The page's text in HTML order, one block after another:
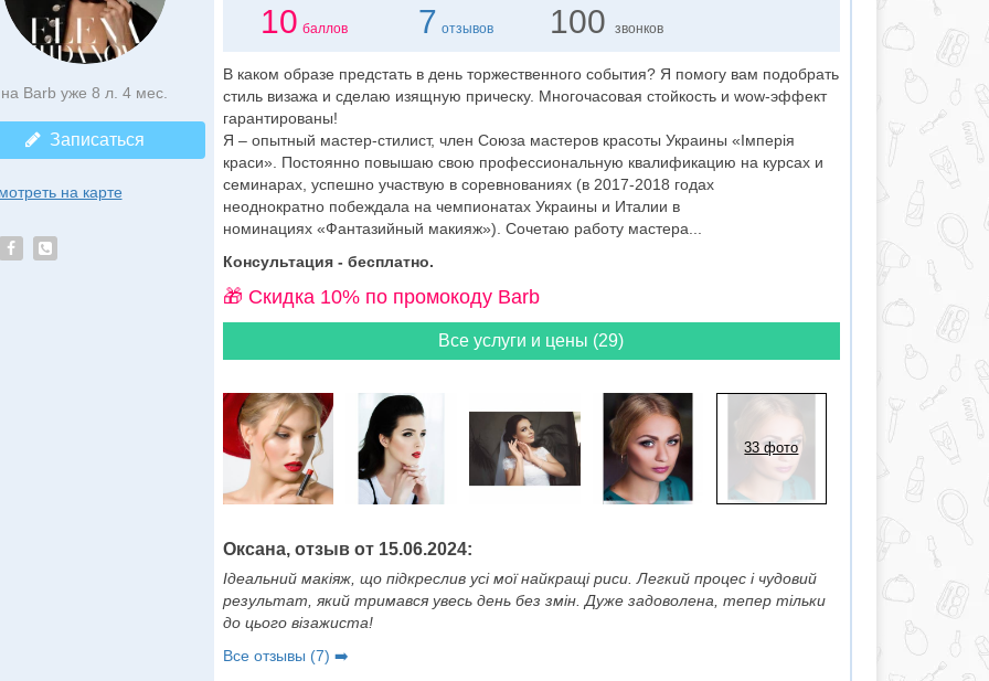
на Barb уже 8 л. 4 мес.
Записаться
на карте
10 баллов 7 отзывов 100 звонков
В каком образе предстать в день торжественного события? Я помогу вам подобрать
стиль визажа и сделаю изящную прическу. Многочасовая стойкость и wow-эффект
гарантированы!
Я – опытный мастер-стилист, член Союза мастеров красоты Украины «Імперія
краси». Постоянно повышаю свою профессиональную квалификацию на курсах и
семинарах, успешно участвую в соревнованиях (в 2017-2018 годах
неоднократно побеждала на чемпионатах Украины и Италии в
номинациях «Фантазийный макияж»). Сочетаю работу мастера...
Консультация - бесплатно.
🎁 Cкидка 10% по промокоду Barb
Все услуги и цены (29)
33 фото
Оксана, отзыв от 15.06.2024:
Ідеальний макіяж, що підкреслив усі мої найкращі риси. Легкий процес і чудовий
результат, який тримався увесь день без змін. Дуже задоволена, тепер тільки
до цього візажиста!
Все отзывы (7) ➡️